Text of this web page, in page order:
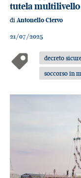
tutela
di Antonello Ciervo
21/07/2025
decreto
soccorso in